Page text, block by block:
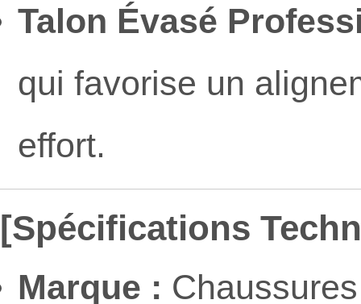
Talon Évasé
qui favorise un
effort.
[Spécifications
Marque :